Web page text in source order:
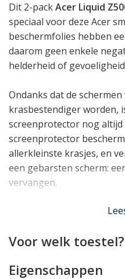
Dit 2-packAcer Liquid
speciaal voor deze Acer
beschermfolies hebben
daarom geen enkele
helderheid of
Ondanks dat de
krasbestendiger worden,
screenprotector nog altijd
screenprotector
allerkleinste krasjes, en
een gebarsten scherm:
vervangen.
Voor welk toestel?
Eigenschappen